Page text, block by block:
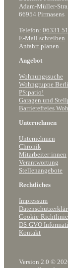
Adam-Müller-
66954 Pirmasens
Telefon: 06331
E-Mail schreiben
Anfahrt planen
Angebot
Wohnungssuche
Wohngruppe
PS:patio!
Garagen und
Barrierefreies
Unternehmen
Unternehmen
Chronik
Mitarbeiter:innen
Verantwortung
Stellenangebote
Rechtliches
Impressum
Cookie-
DS-GVO
Kontakt
Version 2.0 ©